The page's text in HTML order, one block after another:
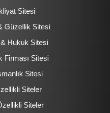
Sitesi
Güzellik Sitesi
Hukuk Sitesi
Firması Sitesi
Sitesi
Siteler
Siteler